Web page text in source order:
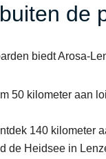
de
biedt Arosa-
50 kilometer aan
140 kilometer
de Heidsee in